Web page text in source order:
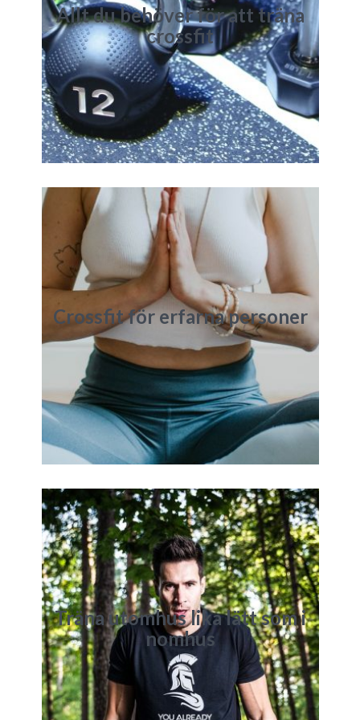
Allt du behöver för att träna
crossfit
Crossfit för erfarna personer
Träna utomhus lika lätt som i
nomhus